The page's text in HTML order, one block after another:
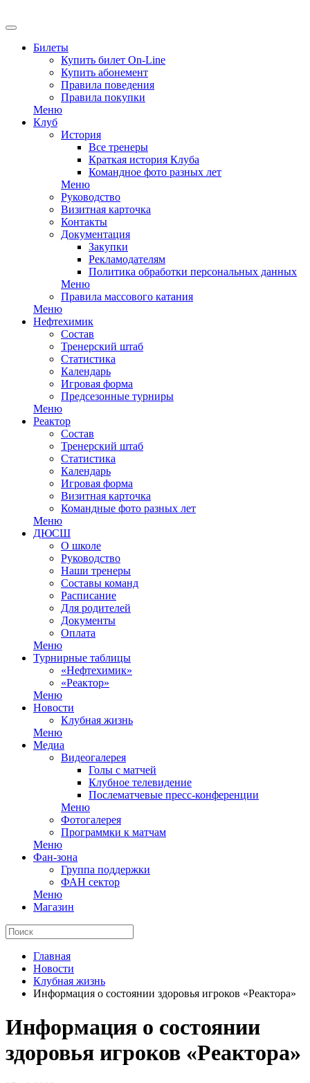
Билеты
Купить билет On-Line
Купить абонемент
Правила поведения
Правила покупки
Меню
Клуб
История
Все тренеры
Краткая история Клуба
Командное фото разных лет
Меню
Руководство
Визитная карточка
Контакты
Документация
Закупки
Рекламодателям
Политика обработки персональных данных
Меню
Правила массового катания
Меню
Нефтехимик
Состав
Тренерский штаб
Статистика
Календарь
Игровая форма
Предсезонные турниры
Меню
Реактор
Состав
Тренерский штаб
Статистика
Календарь
Игровая форма
Визитная карточка
Командные фото разных лет
Меню
ДЮСШ
О школе
Руководство
Наши тренеры
Составы команд
Расписание
Для родителей
Документы
Оплата
Меню
Турнирные таблицы
«Нефтехимик»
«Реактор»
Меню
Новости
Клубная жизнь
Меню
Медиа
Видеогалерея
Голы с матчей
Клубное телевидение
Послематчевые пресс-конференции
Меню
Фотогалерея
Программки к матчам
Меню
Фан-зона
Группа поддержки
ФАН сектор
Меню
Магазин
Главная
Новости
Клубная жизнь
Информация о состоянии здоровья игроков «Реактора»
Информация о состоянии
здоровья игроков «Реактора»